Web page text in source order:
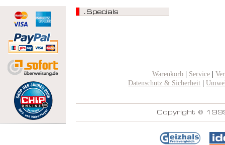
Warenkorb Service |
Datenschutz & Sicherheit |